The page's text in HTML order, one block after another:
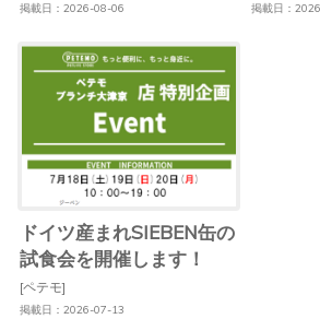
掲載日：2026-08-06 掲載日：
ドイツ産まれSIEBEN缶の
試食会を開催します！
[ペテモ]
掲載日：2026-07-13